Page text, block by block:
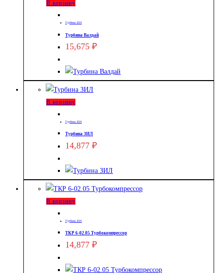
В корзину
Турбина БЗА
Турбина Валдай
15,675 ₽
В корзину
Турбина БЗА
Турбина ЗИЛ
14,877 ₽
В корзину
Турбина БЗА
ТКР 6-02.05 Турбокомпрессор
14,877 ₽